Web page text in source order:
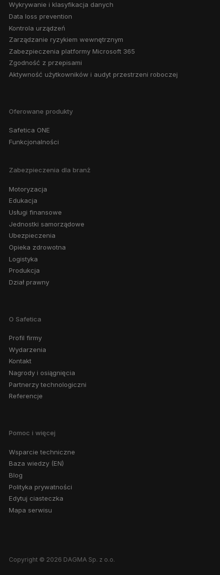
Wykrywanie i klasyfikacja danych
Data loss prevention
Kontrola urządzeń
Zarządzanie ryzykiem wewnętrznym
Zabezpieczenia platformy Microsoft 365
Zgodność z przepisami
Aktywność użytkowników i audyt przestrzeni roboczej
Oferowane produkty
Safetica ONE
Funkcjonalności
Zabezpieczenia dla branż
Motoryzacja
Edukacja
Usługi finansowe
Jednostki samorządowe
Ubezpieczenia
Opieka zdrowotna
Logistyka
Produkcja
Dział prawny
O Safetica
Profil firmy
Wydarzenia
Kontakt
Nagrody i osiągnięcia
Partnerzy technologiczni
Referencje
Pomoc i więcej
Wsparcie techniczne
Baza wiedzy (EN)
Blog
Polityka prywatności
Edytuj ciasteczka
Mapa serwisu
Copyright © 2026 DAGMA Sp. z o.o.